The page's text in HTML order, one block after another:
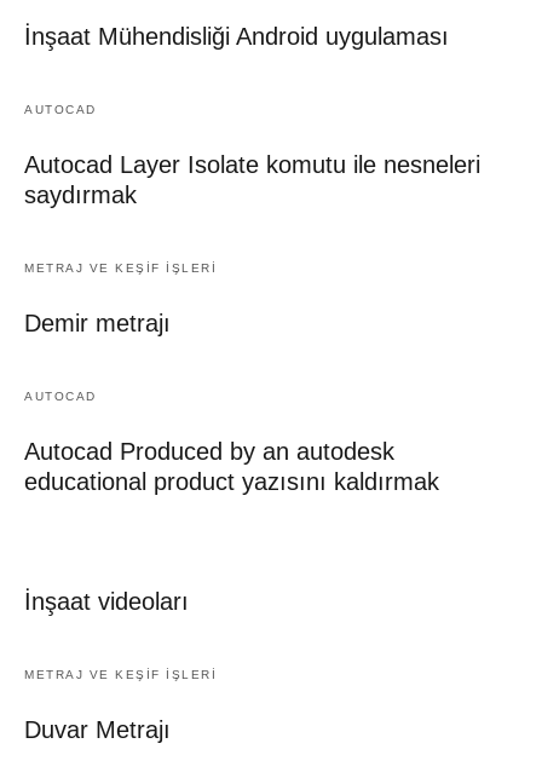
İnşaat Mühendisliği Android uygulaması
AUTOCAD
Autocad Layer Isolate komutu ile nesneleri
saydırmak
METRAJ VE KEŞIF İŞLERI
Demir metrajı
AUTOCAD
Autocad Produced by an autodesk
educational product yazısını kaldırmak
İnşaat videoları
METRAJ VE KEŞIF İŞLERI
Duvar Metrajı